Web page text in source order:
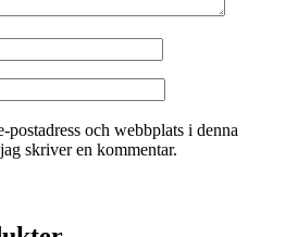
postadress och webbplats i denna
skriver en kommentar.